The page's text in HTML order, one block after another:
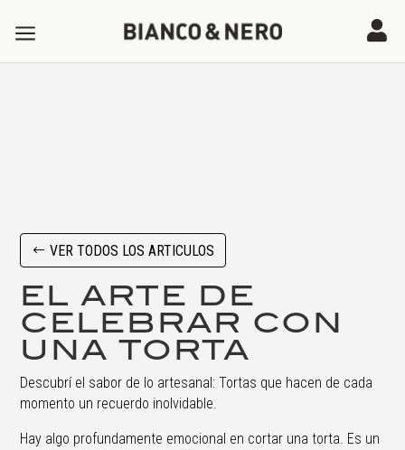
a 
VER TODOS LOS ARTICULOS
EL ARTE DE
CELEBRAR CON
UNA TORTA
Descubrí el sabor de lo artesanal: Tortas que hacen de cada
momento un recuerdo inolvidable.
Hay algo profundamente emocional en cortar una torta. Es un